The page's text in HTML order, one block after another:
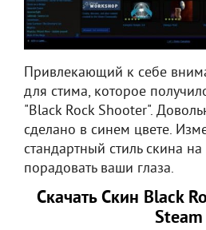
Привлекающий к себе
для стима, которое
"Black Rock Shooter".
сделано в синем цвете.
стандартный стиль скина
порадовать ваши глаза.
Скачать Скин Black
Steam